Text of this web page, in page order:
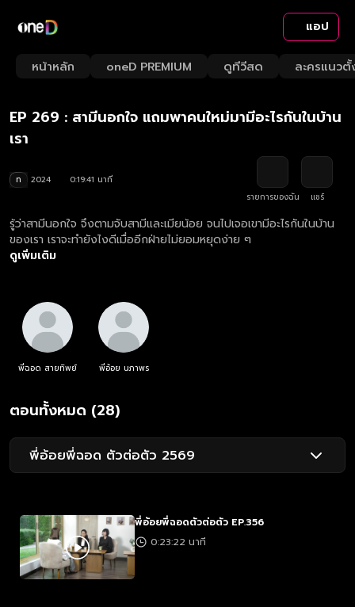
แอป
หน้าหลัก oneD PREMIUM ดูทีวีสด ละครแนวตั้
Loaded:
3.53%
Rate
EP 269 : สามีนอกใจ แถมพาคนใหม่มามีอะไรกันในบ้าน
เรา
ท 2024
0:19:41 นาที
รายการของฉัน
แชร์
รู้ว่าสามีนอกใจ จึงตามจับสามีและเมียน้อย จนไปเจอเขามีอะไรกันในบ้าน
ของเรา เราจะทำยังไงดีเมื่ออีกฝ่ายไม่ยอมหยุดง่าย ๆ
ดูเพิ่มเติม
พี่ฉอด สายทิพย์ พี่อ้อย นภาพร
ตอนทั้งหมด (28)
พี่อ้อยพี่ฉอด ตัวต่อตัว 2569
พี่อ้อยพี่ฉอดตัวต่อตัว EP.356
0:23:22 นาที